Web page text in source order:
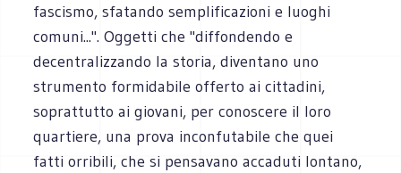
fascismo, sfatando semplificazioni e luoghi
comuni...". Oggetti che "diffondendo e
decentralizzando la storia, diventano uno
strumento formidabile offerto ai cittadini,
soprattutto ai giovani, per conoscere il loro
quartiere, una prova inconfutabile che quei
fatti orribili, che si pensavano accaduti lontano,